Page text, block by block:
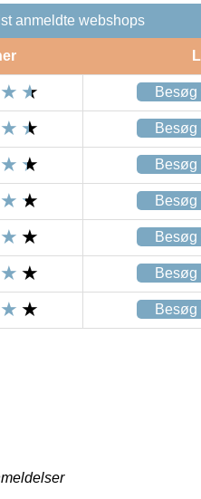
anmeldte webshops
Besøg
Besøg
Besøg
Besøg
Besøg
Besøg
Besøg